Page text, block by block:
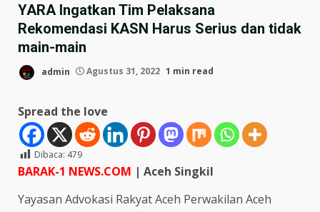
YARA Ingatkan Tim Pelaksana
Rekomendasi KASN Harus Serius dan tidak
main-main
admin Agustus 31, 2022 1 min read
Spread the love
Dibaca: 479
BARAK-1 NEWS.COM | Aceh Singkil
Yayasan Advokasi Rakyat Aceh Perwakilan Aceh